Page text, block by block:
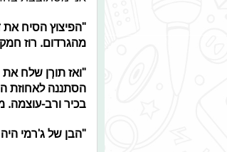
"הפיצוץ הסיח את
מהגרדום. רוז
"ואז תורְן שלח
הסתננה לאחוזת
בכיר ורב-עוצמה.
"הבן של ג'רמי